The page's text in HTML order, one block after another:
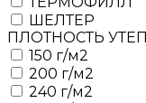
ШЕЛТЕР
ПЛОТНОСТЬ
150 г/м2
200 г/м2
240 г/м2